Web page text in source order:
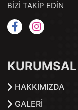
BİZİ TAKİP EDİN
KURUMSAL
HAKKIMIZDA
GALERİ